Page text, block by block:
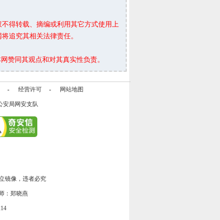
得转载、摘编或利用其它方式使用上
追究其相关法律责任。
赞同其观点和对其真实性负责。
- 经营许可 - 网站地图
安局网安支队
镜像，违者必究
：郑晓燕